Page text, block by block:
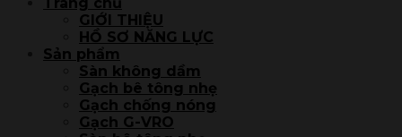
GIỚI THIỆU
HỒ SƠ NĂNG LỰC
Sản phẩm
Sàn không dầm
Gạch bê tông nhẹ
Gạch chống nóng
Gạch G-VRO